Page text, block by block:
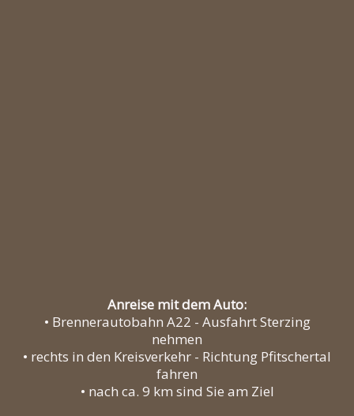
Anreise mit dem Auto:
• Brennerautobahn A22 - Ausfahrt Sterzing
nehmen
• rechts in den Kreisverkehr - Richtung Pfitschertal
fahren
• nach ca. 9 km sind Sie am Ziel